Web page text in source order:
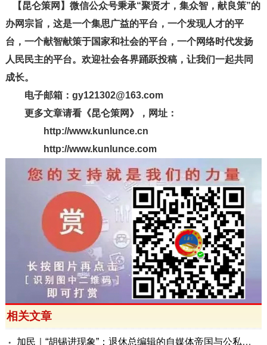
【昆仑策网】微信公众号秉承“聚贤才，集众智，献良策”的
办网宗旨，这是一个集思广益的平台，一个发现人才的平
台，一个献智献策于国家和社会的平台，一个网络时代发扬
人民民主的平台。欢迎社会各界踊跃投稿，让我们一起共同
成长。
电子邮箱：gy121302@163.com
更多文章请看《昆仑策网》，网址：
http://www.kunlunce.cn
http://www.kunlunce.com
相关文章
加民｜“胡锡进现象”：退休总编辑的自媒体帝国与公私边界之问